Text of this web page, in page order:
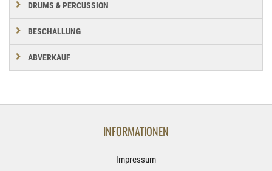
DRUMS & PERCUSSION
BESCHALLUNG
ABVERKAUF
INFORMATIONEN
Impressum